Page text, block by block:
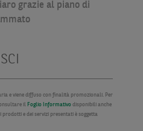
grazie al piano di
e viene diffuso con finalità promozionali. Per
il Foglio Informativo disponibili anche
e dei servizi presentati è soggetta